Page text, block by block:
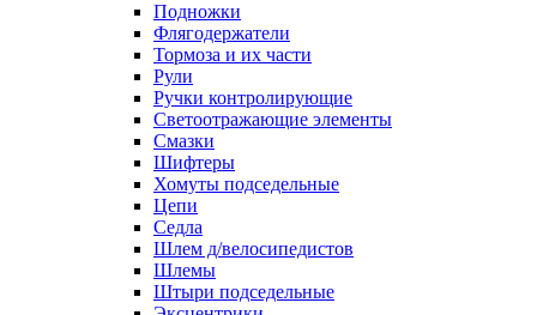
Подножки
Флягодержатели
Тормоза и их части
Рули
Ручки контролирующие
Светоотражающие элементы
Смазки
Шифтеры
Хомуты подседельные
Цепи
Седла
Шлем д/велосипедистов
Шлемы
Штыри подседельные